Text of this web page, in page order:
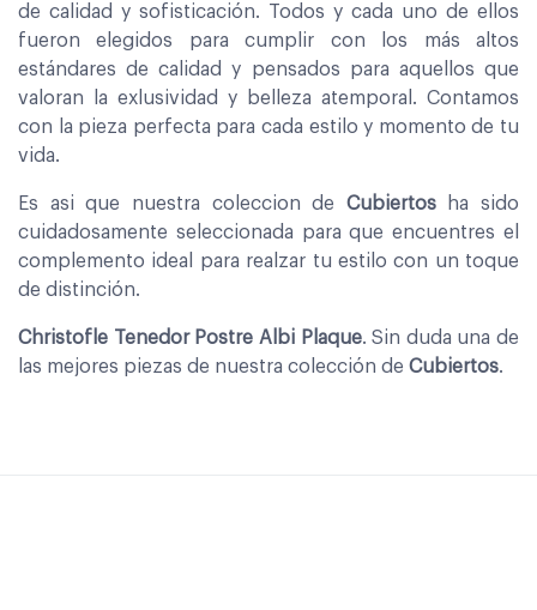
de calidad y sofisticación. Todos y cada uno de ellos
fueron elegidos para cumplir con los más altos
estándares de calidad y pensados para aquellos que
valoran la exlusividad y belleza atemporal. Contamos
con la pieza perfecta para cada estilo y momento de tu
vida.
Es asi que nuestra coleccion de Cubiertosha sido
cuidadosamente seleccionada para que encuentres el
complemento ideal para realzar tu estilo con un toque
de distinción.
Christofle Tenedor Postre Albi Plaque. Sin duda una de
las mejores piezas de nuestra colección de Cubiertos.